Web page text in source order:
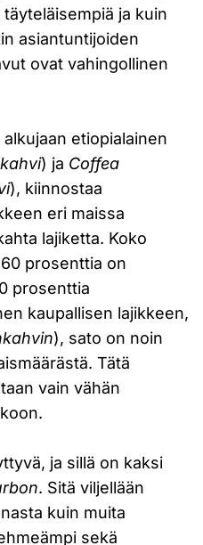
ja kuin
asiantuntijoiden
ovat vahingollinen
etiopialainen
) ja Coffea
), kiinnostaa
eri maissa
lajiketta. Koko
prosenttia on
prosenttia
kaupallisen lajikkeen,
), sato on noin
Tätä
vain vähän
ja sillä on kaksi
. Sitä viljellään
kuin muita
sekä